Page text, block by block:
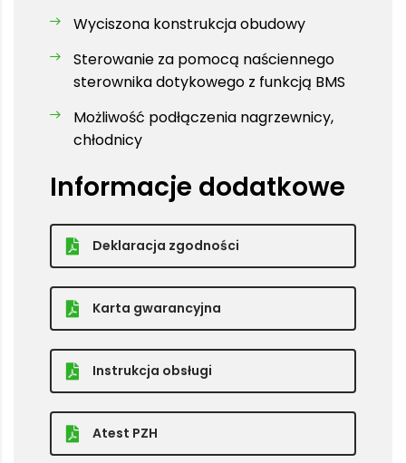
Wyciszona konstrukcja obudowy
Sterowanie za pomocą naściennego
sterownika dotykowego z funkcją BMS
Możliwość podłączenia nagrzewnicy,
chłodnicy
Informacje dodatkowe
Deklaracja zgodności
Karta gwarancyjna
Instrukcja obsługi
Atest PZH